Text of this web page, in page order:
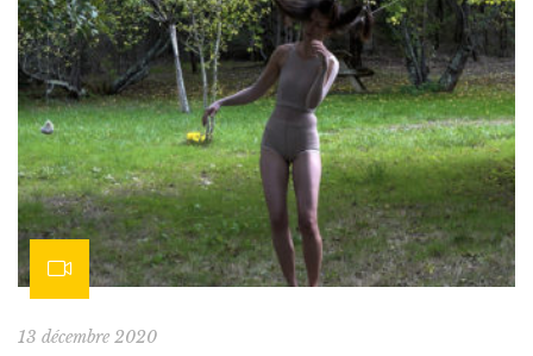
13 décembre 2020